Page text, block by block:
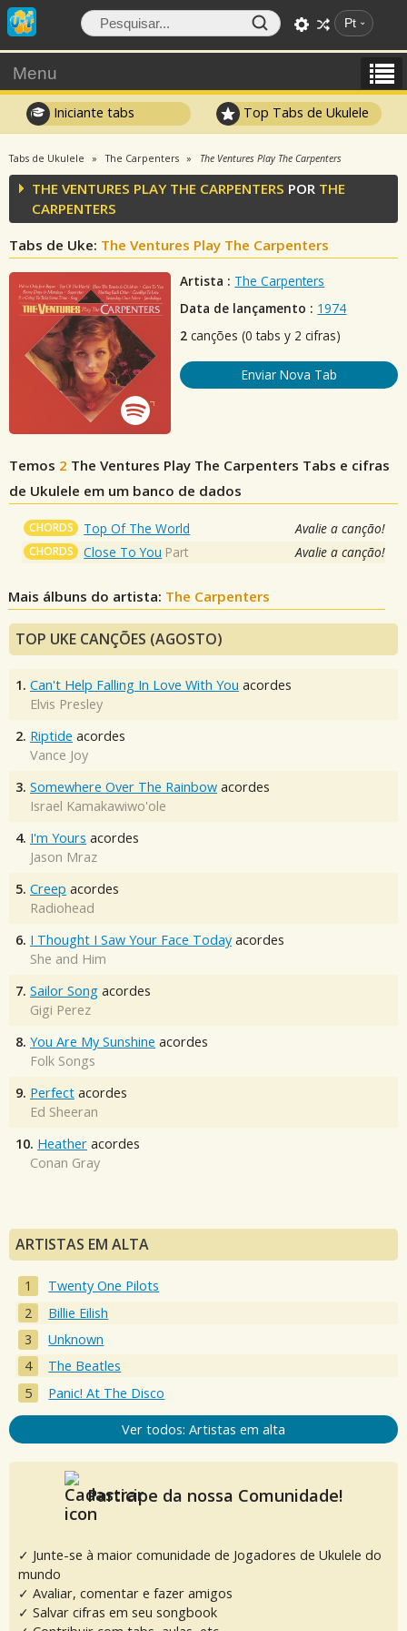
Pt
Menu
Iniciante tabs Top Tabs de Ukulele
Tabs de Ukulele The Carpenters The Ventures Play The Carpenters
THE VENTURES PLAY THE CARPENTERS POR THE
CARPENTERS
Tabs de Uke: The Ventures Play The Carpenters
Artista : The Carpenters
Data de lançamento : 1974
2 canções (0 tabs y 2 cifras)
Enviar Nova Tab
Temos 2 The Ventures Play The Carpenters Tabs e cifras
de Ukulele em um banco de dados
CHORDS Top Of The World Avalie a canção!
CHORDS Close To You Part Avalie a canção!
Mais álbuns do artista: The Carpenters
TOP UKE CANÇÕES (AGOSTO)
1. Can't Help Falling In Love With You acordes
Elvis Presley
2. Riptide acordes
Vance Joy
3. Somewhere Over The Rainbow acordes
Israel Kamakawiwo'ole
4. I'm Yours acordes
Jason Mraz
5. Creep acordes
Radiohead
6. I Thought I Saw Your Face Today acordes
She and Him
7. Sailor Song acordes
Gigi Perez
8. You Are My Sunshine acordes
Folk Songs
9. Perfect acordes
Ed Sheeran
10. Heather acordes
Conan Gray
ARTISTAS EM ALTA
Twenty One Pilots
Billie Eilish
Unknown
The Beatles
Panic! At The Disco
Ver todos: Artistas em alta
Participe da nossa Comunidade!
✓ Junte-se à maior comunidade de Jogadores de Ukulele do
mundo
✓ Avaliar, comentar e fazer amigos
✓ Salvar cifras em seu songbook